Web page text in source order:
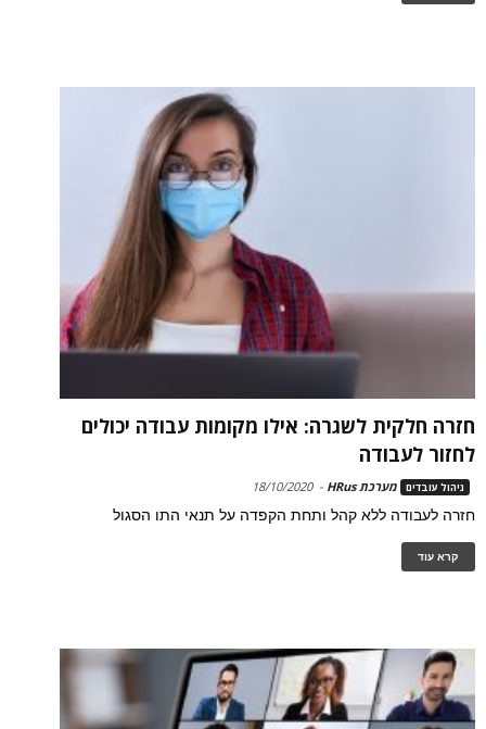
חזרה חלקית לשגרה: אילו מקומות עבודה יכולים
לחזור לעבודה
ניהול עובדים מערכת HRus -
18/10/2020
חזרה לעבודה ללא קהל ותחת הקפדה על תנאי התו הסגול
קרא עוד